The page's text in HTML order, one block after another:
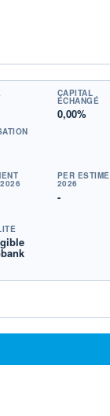
CAPITAL
ÉCHANGÉ
0,00%
PER ESTIMÉ
2026
-